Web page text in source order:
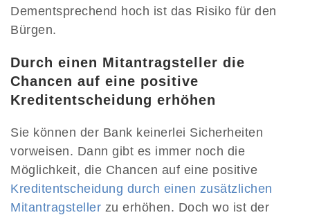
Dementsprechend hoch ist das Risiko für den
Bürgen.
Durch einen Mitantragsteller die
Chancen auf eine positive
Kreditentscheidung erhöhen
Sie können der Bank keinerlei Sicherheiten
vorweisen. Dann gibt es immer noch die
Möglichkeit, die Chancen auf eine positive
Kreditentscheidung durch einen zusätzlichen
Mitantragsteller zu erhöhen. Doch wo ist der